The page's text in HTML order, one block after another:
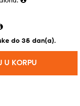
do 35 dan(a).
U KORPU